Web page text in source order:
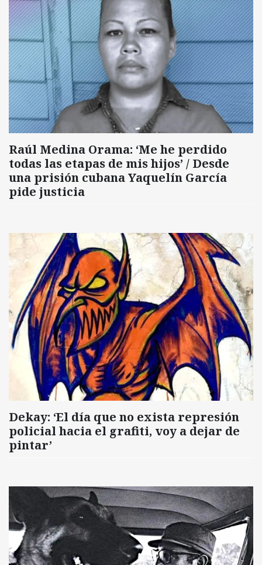
Raúl Medina Orama: ‘Me he perdido
todas las etapas de mis hijos’ / Desde
una prisión cubana Yaquelín García
pide justicia
Dekay: ‘El día que no exista represión
policial hacia el grafiti, voy a dejar de
pintar’